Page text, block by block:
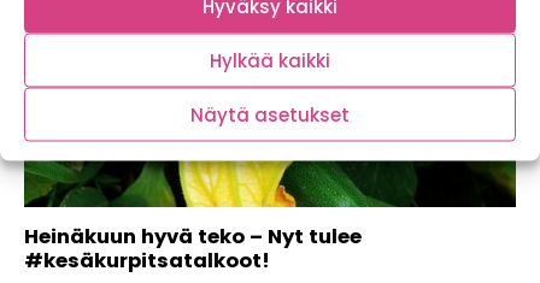
Hyväksy kaikki
Hylkää kaikki
Näytä asetukset
Heinäkuun hyvä teko – Nyt tulee
#kesäkurpitsatalkoot!